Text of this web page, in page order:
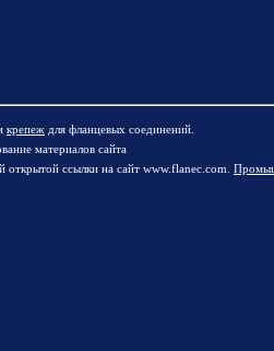
крепеж для фланцевых соединений.
материалов сайта
открытой ссылки на сайт www.flanec.com.